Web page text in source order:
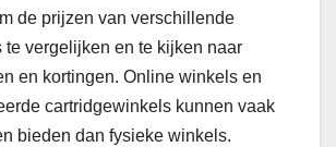
de prijzen van verschillende
te vergelijken en te kijken naar
en kortingen. Online winkels en
cartridgewinkels kunnen vaak
bieden dan fysieke winkels.